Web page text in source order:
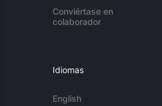
Conviértase en
colaborador
Idiomas
English